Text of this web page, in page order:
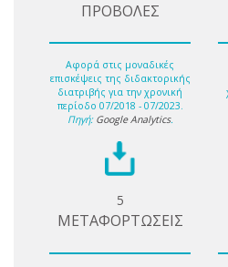
ΠΡΟΒΟΛΕΣ
Αφορά στις μοναδικές
επισκέψεις της διδακτορικής
διατριβής για την χρονική
περίοδο 07/2018 - 07/2023.
Πηγή: Google Analytics.
5
ΜΕΤΑΦΟΡΤΩΣΕΙΣ